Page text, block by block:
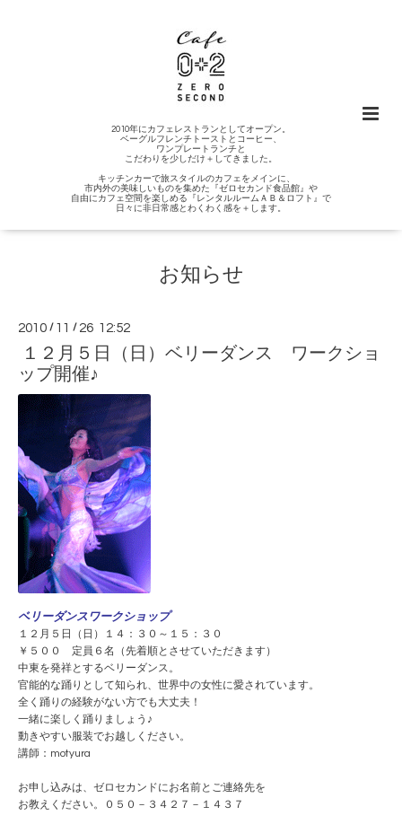
2010年にカフェレストランとしてオープン。
ベーグルフレンチトーストとコーヒー、
ワンプレートランチと
こだわりを少しだけ＋してきました。
キッチンカーで旅スタイルのカフェをメインに、
市内外の美味しいものを集めた『ゼロセカンド食品館』や
自由にカフェ空間を楽しめる『レンタルルームＡＢ＆ロフト』で
日々に非日常感とわくわく感を＋します。
お知らせ
2010 / 11 / 26 12:52
１２月５日（日）ベリーダンス ワークショ
ップ開催♪
ベリーダンスワークショップ
１２月５日（日）１４：３０～１５：３０
￥５００ 定員６名（先着順とさせていただきます）
中東を発祥とするベリーダンス。
官能的な踊りとして知られ、世界中の女性に愛されています。
全く踊りの経験がない方でも大丈夫！
一緒に楽しく踊りましょう♪
動きやすい服装でお越しください。
講師：motyura
お申し込みは、ゼロセカンドにお名前とご連絡先を
お教えください。０５０－３４２７－１４３７